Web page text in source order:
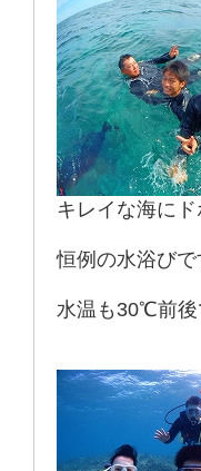
キレイな海にド
恒例の水浴びで
水温も30℃前後